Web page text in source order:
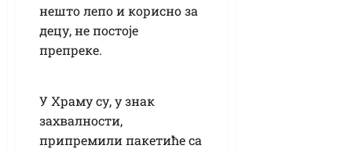
нешто лепо и корисно за
децу, не постоје
препреке.
У Храму су, у знак
захвалности,
припремили пакетиће са